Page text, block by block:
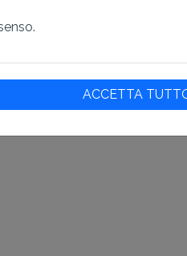
inserito nel modulo.
passaggio.
Se tutte le
se l'autorità di certificazione
sarà prolungata.
ACCETTA